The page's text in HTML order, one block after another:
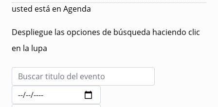
usted está en Agenda
Despliegue las opciones de búsqueda haciendo clic
en la lupa